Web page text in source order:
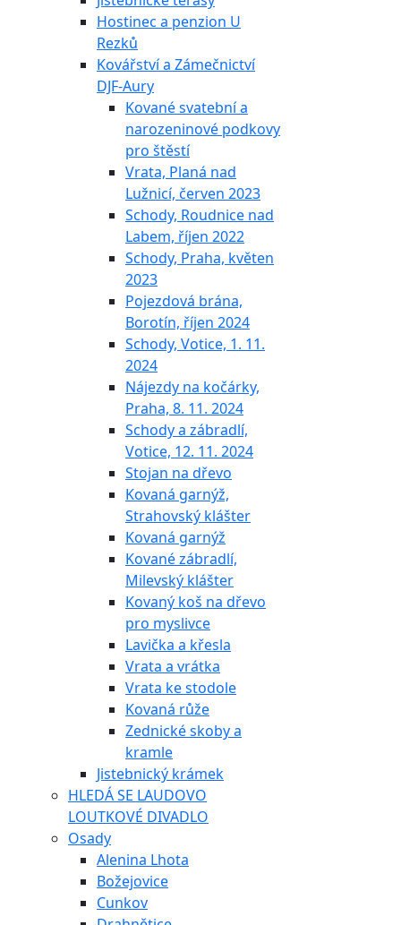
Hostinec a penzion U
Rezků
Kovářství a Zámečnictví
DJF-Aury
Kované svatební a
narozeninové podkovy
pro štěstí
Vrata, Planá nad
Lužnicí, červen 2023
Schody, Roudnice nad
Labem, říjen 2022
Schody, Praha, květen
2023
Pojezdová brána,
Borotín, říjen 2024
Schody, Votice, 1. 11.
2024
Nájezdy na kočárky,
Praha, 8. 11. 2024
Schody a zábradlí,
Votice, 12. 11. 2024
Stojan na dřevo
Kovaná garnýž,
Strahovský klášter
Kovaná garnýž
Kované zábradlí,
Milevský klášter
Kovaný koš na dřevo
pro myslivce
Lavička a křesla
Vrata a vrátka
Vrata ke stodole
Kovaná růže
Zednické skoby a
kramle
Jistebnický krámek
HLEDÁ SE LAUDOVO
LOUTKOVÉ DIVADLO
Osady
Alenina Lhota
Božejovice
Cunkov